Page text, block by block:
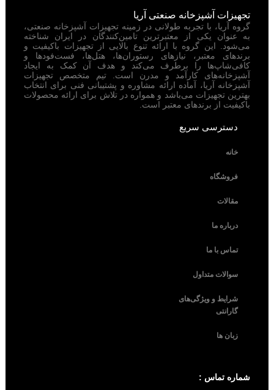
تجهیزات آشپزخانه صنعتی آریا
گروه آریا، با تجربه طولانی در زمینه تجهیزات آشپزخانه صنعتی،
به عنوان یکی از معتبرترین تامین‌کنندگان در ایران شناخته
می‌شود. این گروه با ارائه تنوع بالایی از تجهیزات باکیفیت و
برندهای معتبر، نیازهای رستوران‌ها، هتل‌ها، فست‌فودها و
کافی‌شاپ‌ها را برطرف می‌کند و هدف آن کمک به ایجاد
آشپزخانه‌های کارآمد و مدرن است. تیم متخصص تجهیزات
آشپزخانه آریا، آماده ارائه مشاوره و پشتیبانی فنی برای انتخاب
بهترین تجهیزات می‌باشد و همواره در تلاش برای ارائه محصولات
باکیفیت از برندهای معتبر است.
دسترسی سریع
خانه
فروشگاه
مقالات
درباره ما
تماس با ما
سوالات متداول
شرایط و ویژگی‌های
گارانتی
زبان ها
شماره تماس :